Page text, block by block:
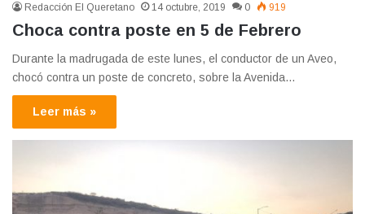
Redacción El Queretano 14 octubre, 2019 0 919
Choca contra poste en 5 de Febrero
Durante la madrugada de este lunes, el conductor de un Aveo,
chocó contra un poste de concreto, sobre la Avenida…
Leer más »